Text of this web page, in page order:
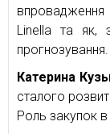
впровадження
Linella та як,
прогнозування.
Катерина
сталого
Роль закупок в